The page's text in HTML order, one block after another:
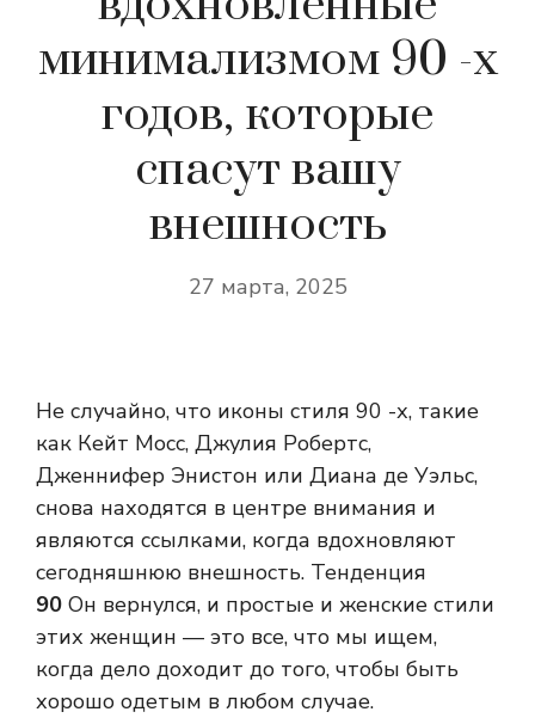
минимализмом 90 -х
годов, которые
спасут вашу
внешность
27 марта, 2025
Не случайно, что иконы стиля 90 -х, такие
как Кейт Мосс, Джулия Робертс,
Дженнифер Энистон или Диана де Уэльс,
снова находятся в центре внимания и
являются ссылками, когда вдохновляют
сегодняшнюю внешность. Тенденция
90 Он вернулся, и простые и женские стили
этих женщин — это все, что мы ищем,
когда дело доходит до того, чтобы быть
хорошо одетым в любом случае.